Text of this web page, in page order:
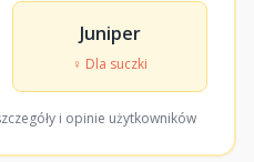
Juniper
♀ Dla suczki
i opinie użytkowników